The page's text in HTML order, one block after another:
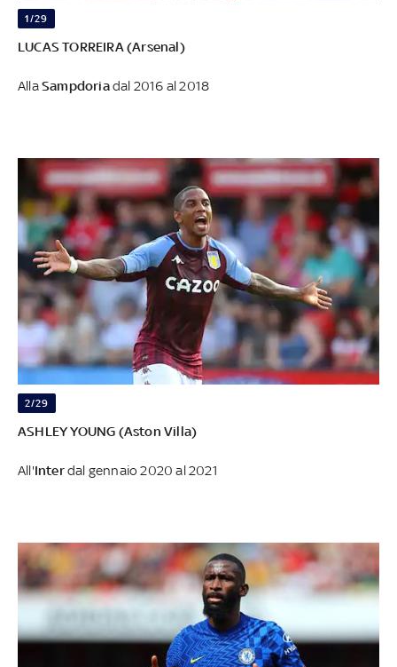
1/29
LUCAS TORREIRA (Arsenal)
AllaSampdoriadal 2016 al 2018
2/29
ASHLEY YOUNG (Aston Villa)
All'Interdal gennaio 2020 al 2021